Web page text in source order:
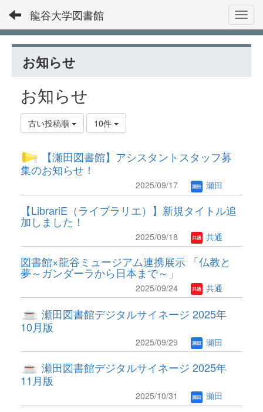
龍谷大学図書館
お知らせ
お知らせ
古い投稿順 10件
【瀬田図書館】アシスタントスタッフ募
集のお知らせ！
2025/09/17 瀬田
【LibrariE（ライブラリエ）】新規タイトル追
加しました！
2025/09/18 共通
図書館×龍谷ミュージアム連携展示 「仏教と
夢～ガンダーラから日本まで～」
2025/09/24 共通
瀬田図書館デジタルサイネージ 2025年
10月版
2025/09/29 瀬田
瀬田図書館デジタルサイネージ 2025年
11月版
2025/10/31 瀬田